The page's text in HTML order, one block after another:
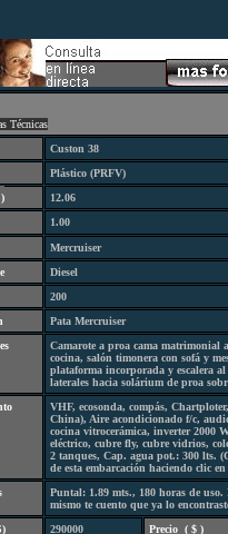
Técnicas
Custon 38
Plástico (PRFV)
)
12.06
1.00
Mercruiser
e
Diesel
200
Pata Mercruiser
Camarote a proa cama matrimonial
cocina, salón timonera con sofá y
plataforma incorporada y escalera
laterales hacia solárium de proa
VHF, ecosonda, compás,
China), Aire acondicionado f/c,
cocina vitrocerámica, inverter 2000
eléctrico, cubre fly, cubre vidrios,
2 tanques, Cap. agua pot.: 300 lts.
de esta embarcación haciendo clic
Puntal: 1.89 mts., 180 horas de
mismo te cuento que ya lo
290000 Precio ( $ )